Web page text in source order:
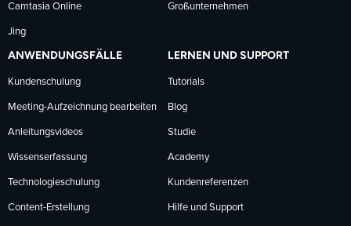
Camtasia Online
Jing
Großunternehmen
ANWENDUNGSFÄLLE
Kundenschulung
Meeting-Aufzeichnung bearbeiten
Anleitungsvideos
Wissenserfassung
Technologieschulung
Content-Erstellung
LERNEN UND SUPPORT
Tutorials
Blog
Studie
Academy
Kundenreferenzen
Hilfe und Support